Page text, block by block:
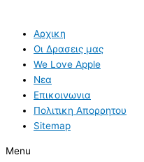
Αρχικη
Οι Δρασεις μας
We Love Apple
Νεα
Επικοινωνια
Πολιτικη Απορρητου
Sitemap
Menu